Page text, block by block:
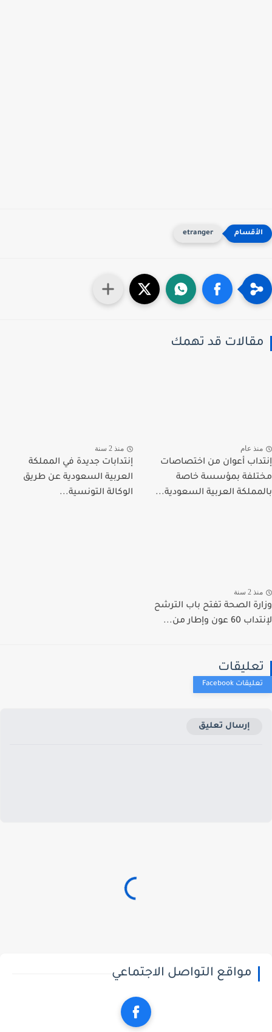
etranger
قد تهمك
عام
أعوان من اختصاصات
بمؤسسة خاصة
العربية السعودية...
منذ 2 سنة
إنتدابات جديدة في المملكة
العربية السعودية عن طريق
الوكالة التونسية...
2 سنة
الصحة تفتح باب الترشح
عون وإطار من...
إرسال تعليق
مواقع التواصل الاجتماعي